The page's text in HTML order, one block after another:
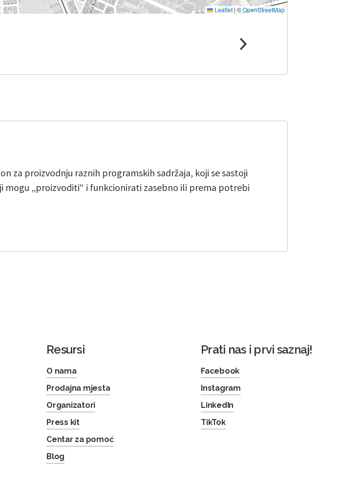
Leaflet | ©OpenStreetMap
za proizvodnju raznih programskih sadržaja, koji se sastoji
mogu „proizvoditi“ i funkcionirati zasebno ili prema potrebi
Resursi
O nama
Prodajna mjesta
Organizatori
Press kit
Centar za pomoć
Blog
Prati nas i prvi saznaj!
Facebook
Instagram
LinkedIn
TikTok